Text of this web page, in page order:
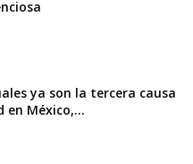
ya son la tercera causa
en México,...